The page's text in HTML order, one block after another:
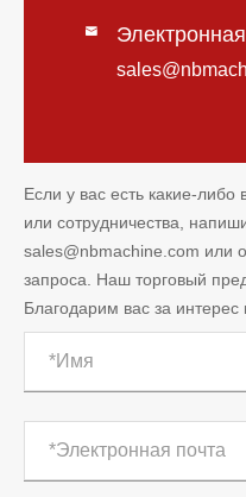

Если у вас есть какие-
или сотрудничества,
sales@nbmachine.com или
запроса. Наш торговый
Благодарим вас за интерес